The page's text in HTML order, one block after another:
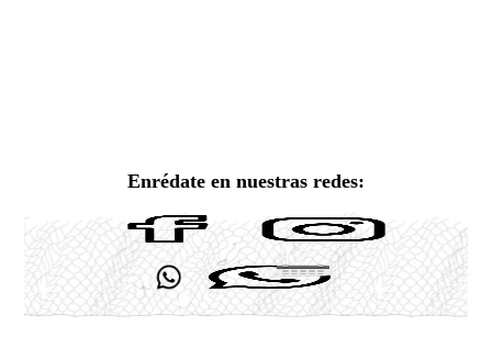
Enrédate en nuestras redes: